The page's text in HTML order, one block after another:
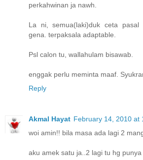
perkahwinan ja nawh.
La ni, semua(laki)duk ceta pasal
gena. terpaksala adaptable.
Psl calon tu, wallahulam bisawab.
enggak perlu meminta maaf.
Reply
Akmal Hayat February 14, 2010 at
woi amin!! bila masa ada lagi 2
aku amek satu ja..2 lagi tu hg